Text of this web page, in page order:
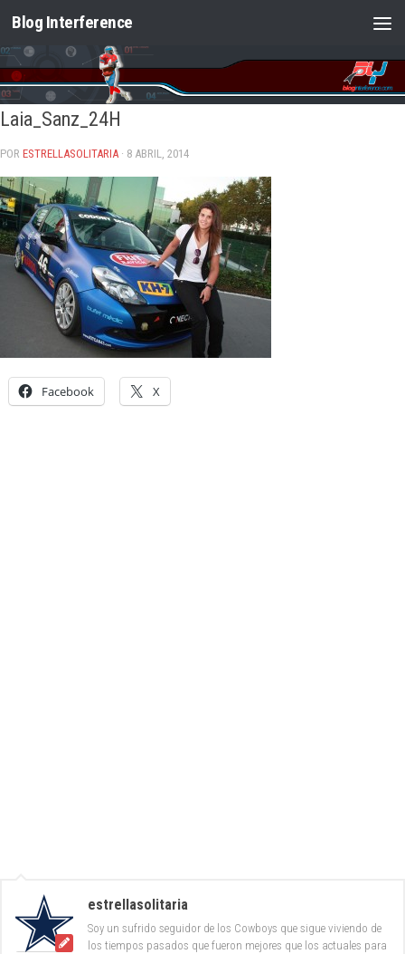
Saltar al contenido
Blog Interference
Laia_Sanz_24H
POR ESTRELLASOLITARIA · 8 ABRIL, 2014
Facebook X
estrellasolitaria
Soy un sufrido seguidor de los Cowboys que sigue viviendo de
los tiempos pasados que fueron mejores que los actuales para